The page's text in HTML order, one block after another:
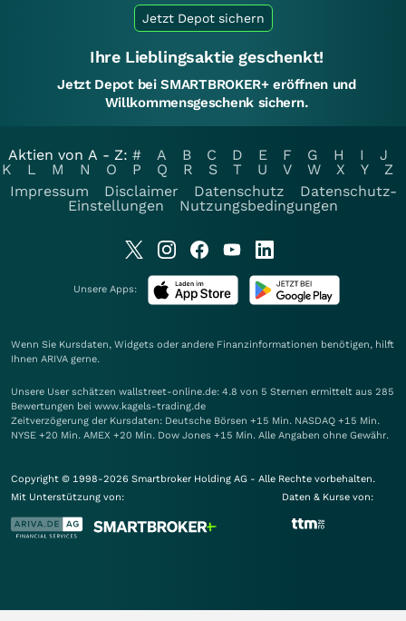
Jetzt Depot sichern
Ihre Lieblingsaktie geschenkt!
Jetzt Depot bei SMARTBROKER+ eröffnen und
Willkommensgeschenk sichern.
Aktien von A - Z: # A B C D E F G H I
J
K
L M N O P Q R S T U V W X Y
Z
Impressum
Disclaimer Datenschutz
Datenschutz-
Einstellungen
Nutzungsbedingungen
Unsere Apps:
Wenn Sie Kursdaten, Widgets oder andere Finanzinformationen benötigen, hilft
Ihnen ARIVA gerne.
Unsere User schätzen wallstreet-online.de: 4.8 von 5 Sternen ermittelt aus 285
Bewertungen bei www.kagels-trading.de
Zeitverzögerung der Kursdaten: Deutsche Börsen +15 Min. NASDAQ +15 Min.
NYSE +20 Min. AMEX +20 Min. Dow Jones +15 Min. Alle Angaben ohne Gewähr.
Copyright © 1998-2026 Smartbroker Holding AG - Alle Rechte vorbehalten.
Mit Unterstützung von:
Daten & Kurse von: